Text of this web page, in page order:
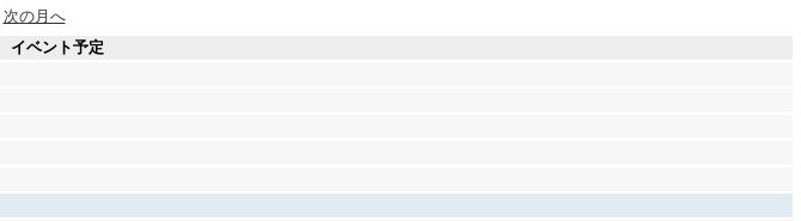
次の月へ
イベント予定